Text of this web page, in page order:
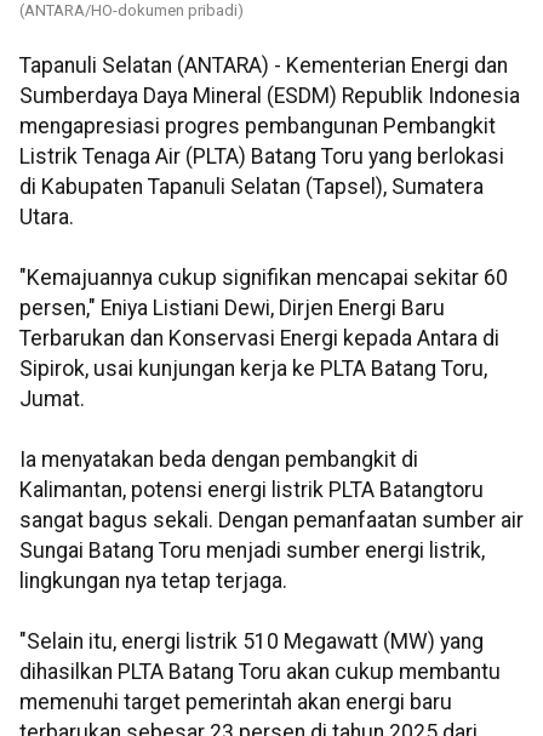
(ANTARA/HO-dokumen pribadi)
Tapanuli Selatan (ANTARA) - Kementerian Energi dan
Sumberdaya Daya Mineral (ESDM) Republik Indonesia
mengapresiasi progres pembangunan Pembangkit
Listrik Tenaga Air (PLTA) Batang Toru yang berlokasi
di Kabupaten Tapanuli Selatan (Tapsel), Sumatera
Utara.
"Kemajuannya cukup signifikan mencapai sekitar 60
persen," Eniya Listiani Dewi, Dirjen Energi Baru
Terbarukan dan Konservasi Energi kepada Antara di
Sipirok, usai kunjungan kerja ke PLTA Batang Toru,
Jumat.
Ia menyatakan beda dengan pembangkit di
Kalimantan, potensi energi listrik PLTA Batangtoru
sangat bagus sekali. Dengan pemanfaatan sumber air
Sungai Batang Toru menjadi sumber energi listrik,
lingkungan nya tetap terjaga.
"Selain itu, energi listrik 510 Megawatt (MW) yang
dihasilkan PLTA Batang Toru akan cukup membantu
memenuhi target pemerintah akan energi baru